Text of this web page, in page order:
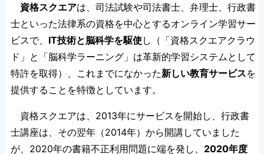
資格スクエアは、司法試験や司法書士、弁理士、行政書
士といった法律系の資格を中心とするオンライン学習サー
ビスで、 IT技術と脳科学を駆使し（「資格スクエアクラウ
ド」と「脳科学ラーニング」は革新的学習システムとして
特許を取得）、これまでになかった新しい教育サービスを
提供することを特徴としています。
資格スクエアは、2013年にサービスを開始し、行政書
士講座は、その翌年（2014年）から開講していました
が、2020年の書籍不正利用問題に端を発し、 2020年度